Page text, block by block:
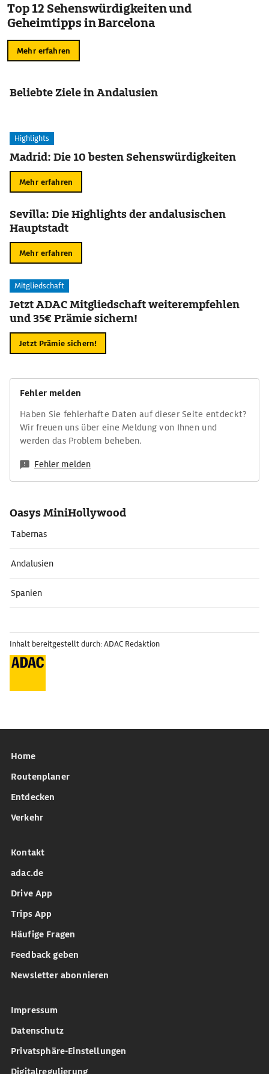
Top 12 Sehenswürdigkeiten und
Geheimtipps in Barcelona
Mehr erfahren
Beliebte Ziele in Andalusien
Highlights
Madrid: Die 10 besten Sehenswürdigkeiten
Mehr erfahren
Sevilla: Die Highlights der andalusischen
Hauptstadt
Mehr erfahren
Mitgliedschaft
Jetzt ADAC Mitgliedschaft weiterempfehlen
und 35€ Prämie sichern!
Jetzt Prämie sichern!
Fehler melden
Haben Sie fehlerhafte Daten auf dieser Seite entdeckt?
Wir freuen uns über eine Meldung von Ihnen und
werden das Problem beheben.
Fehler melden
Oasys MiniHollywood
Tabernas
Andalusien
Spanien
Inhalt bereitgestellt durch: ADAC Redaktion
Home
Routenplaner
Entdecken
Verkehr
Kontakt
adac.de
Drive App
Trips App
Häufige Fragen
Feedback geben
Newsletter abonnieren
Impressum
Datenschutz
Privatsphäre-Einstellungen
Digitalregulierung